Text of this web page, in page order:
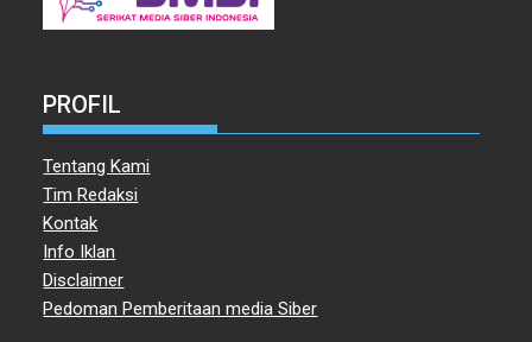
PROFIL
Tentang Kami
Tim Redaksi
Kontak
Info Iklan
Disclaimer
Pedoman Pemberitaan media Siber